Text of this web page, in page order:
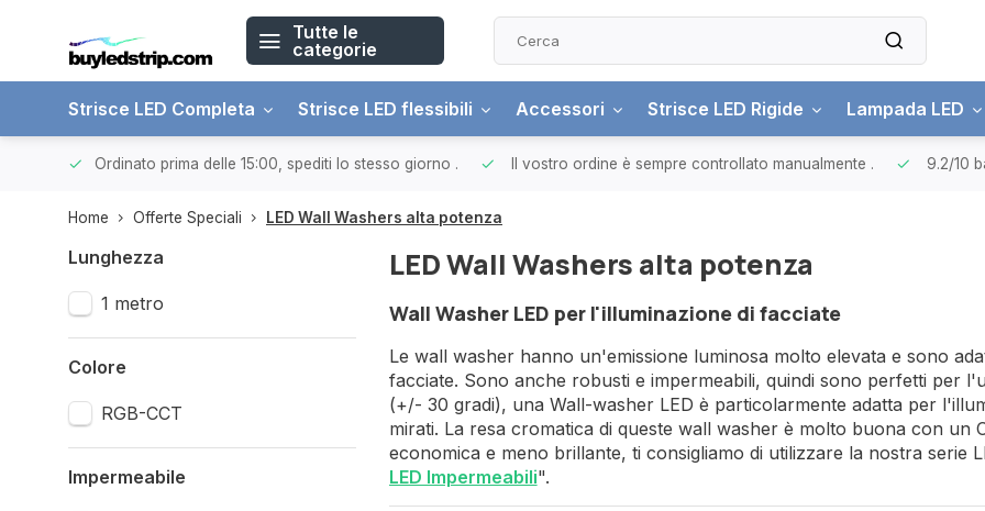
Tutte le
categorie
Strisce LED Completa Strisce LED flessibili Accessori Strisce LED Rigide Lampada LED
Ordinato prima delle 15:00, spediti lo stesso giorno . Il vostro ordine è sempre controllato manualmente . 9.2/10
Home Offerte Speciali LED Wall Washers alta potenza
Lunghezza
1 metro
Colore
RGB-CCT
Impermeabile
LED Wall Washers alta potenza
Wall Washer LED per l'illuminazione di facciate
Le wall washer hanno un'emissione luminosa molto elevata e sono
facciate. Sono anche robusti e impermeabili, quindi sono perfetti per
(+/- 30 gradi), una Wall-washer LED è particolarmente adatta per
mirati. La resa cromatica di queste wall washer è molto buona con un
economica e meno brillante, ti consigliamo di utilizzare la nostra serie
LED Impermeabili".